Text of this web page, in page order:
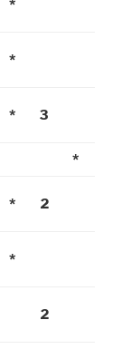
*
*
* 3
*
* 2
*
2